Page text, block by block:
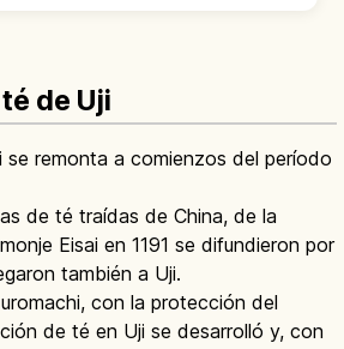
de Uji
se remonta a comienzos del período
de té traídas de China, de la
Eisai en 1191 se difundieron por
también a Uji.
con la protección del
de té en Uji se desarrolló y, con